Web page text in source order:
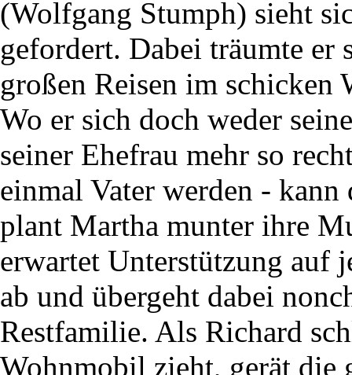
(Wolfgang Stumph) sieht
gefordert. Dabei träumte er
großen Reisen im schicken
Wo er sich doch weder
seiner Ehefrau mehr so
einmal Vater werden -
plant Martha munter ihre
erwartet Unterstützung auf
ab und übergeht dabei
Restfamilie. Als Richard
Wohnmobil zieht, gerät die